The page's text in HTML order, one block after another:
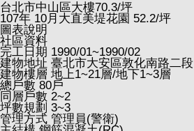
台北市中山區大樓70.3/坪
107年 10月大直美堤花園 52.2/坪
圖表說明
社區資料
完工日期 1990/01~1990/02
建物地址 臺北市大安區敦化南路二段
建物樓層 地上1~21層/地下1~3層
總戶數 80戶
同層戶數 2~2
坪數規劃 3~3
管理方式 管理員(警衛)